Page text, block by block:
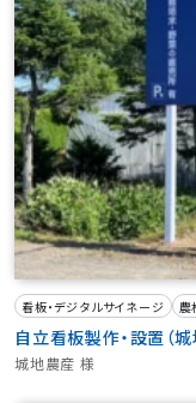
看板・デジタルサイネージ 農
自立看板製作・設置（城
城地農産 様